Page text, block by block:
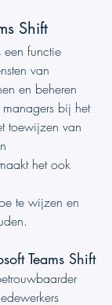
Shift
een functie
van
en beheren
managers bij het
toewijzen van
het ook
te wijzen en
Teams Shift